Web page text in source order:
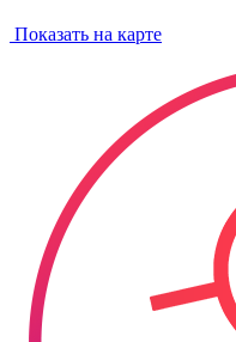
Показать на карте